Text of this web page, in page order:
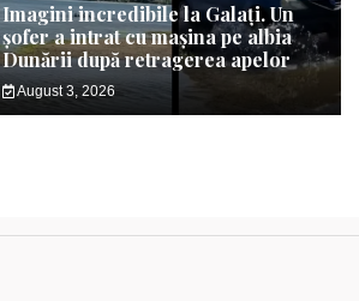
Imagini incredibile la Galați. Un
șofer a intrat cu mașina pe albia
Dunării după retragerea apelor
August 3, 2026